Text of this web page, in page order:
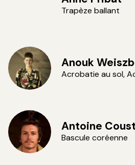
Trapèze ballant
Anouk
Acrobatie au sol,
Antoine
Bascule coréenne